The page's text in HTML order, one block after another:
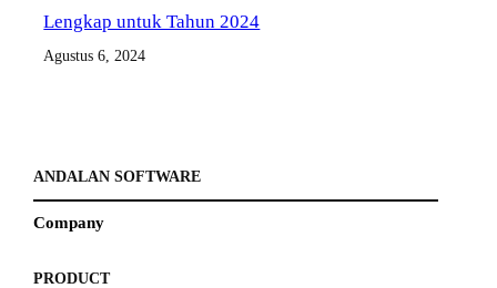
Lengkap untuk Tahun 2024
Agustus 6, 2024
ANDALAN SOFTWARE
Company
PRODUCT